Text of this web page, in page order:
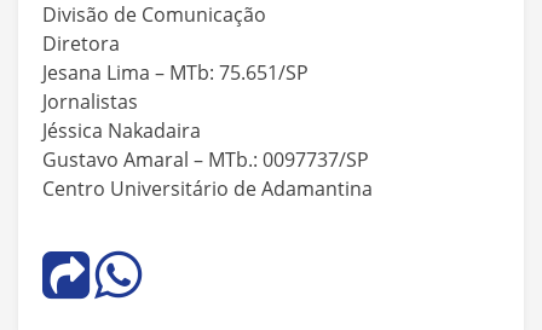
Divisão de Comunicação
Diretora
Jesana Lima – MTb: 75.651/SP
Jornalistas
Jéssica Nakadaira
Gustavo Amaral – MTb.: 0097737/SP
Centro Universitário de Adamantina